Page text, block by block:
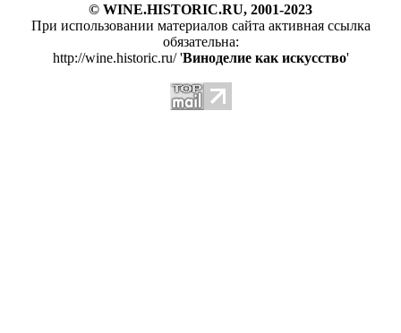
© WINE.HISTORIC.RU, 2001-2023
При использовании материалов сайта активная ссылка
обязательна:
http://wine.historic.ru/ 'Виноделие как искусство'